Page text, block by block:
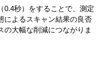
0.4秒）をすることで、測定
によるスキャン結果の良否
の大幅な削減につながりま